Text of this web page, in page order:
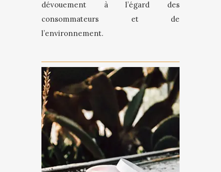
dévouement à l’égard des
consommateurs et de
l’environnement.